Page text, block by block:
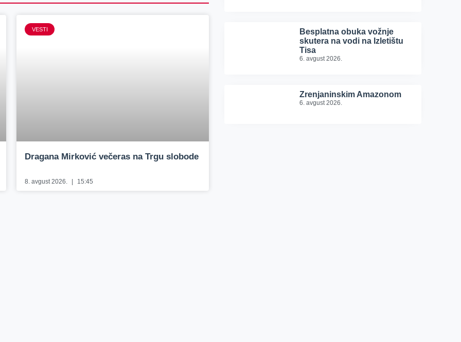
VESTI
Dragana Mirković večeras na Trgu slobode
8. avgust 2026. 15:45
Besplatna obuka vožnje
skutera na vodi na Izletištu
Tisa
6. avgust 2026.
Zrenjaninskim Amazonom
6. avgust 2026.